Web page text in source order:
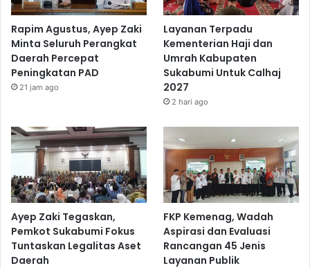
Rapim Agustus, Ayep Zaki
Minta Seluruh Perangkat
Daerah Percepat
Peningkatan PAD
21 jam ago
Layanan Terpadu
Kementerian Haji dan
Umrah Kabupaten
Sukabumi Untuk Calhaj
2027
2 hari ago
Ayep Zaki Tegaskan,
Pemkot Sukabumi Fokus
Tuntaskan Legalitas Aset
Daerah
FKP Kemenag, Wadah
Aspirasi dan Evaluasi
Rancangan 45 Jenis
Layanan Publik